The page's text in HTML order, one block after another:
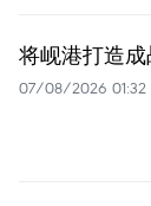
将岘港打造
07/08/2026 01:32